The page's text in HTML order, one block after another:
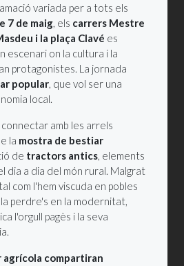
variada per a tots els
7 de maig, els carrers Mestre
i la plaça Clavé es
escenari on la cultura i la
protagonistes. La jornada
popular, que vol ser una
local.
amb les arrels
la mostra de bestiar
de tractors antics, elements
dia a dia del món rural. Malgrat
com l'hem viscuda en pobles
perdre's en la modernitat,
l'orgull pagès i la seva
compartiran